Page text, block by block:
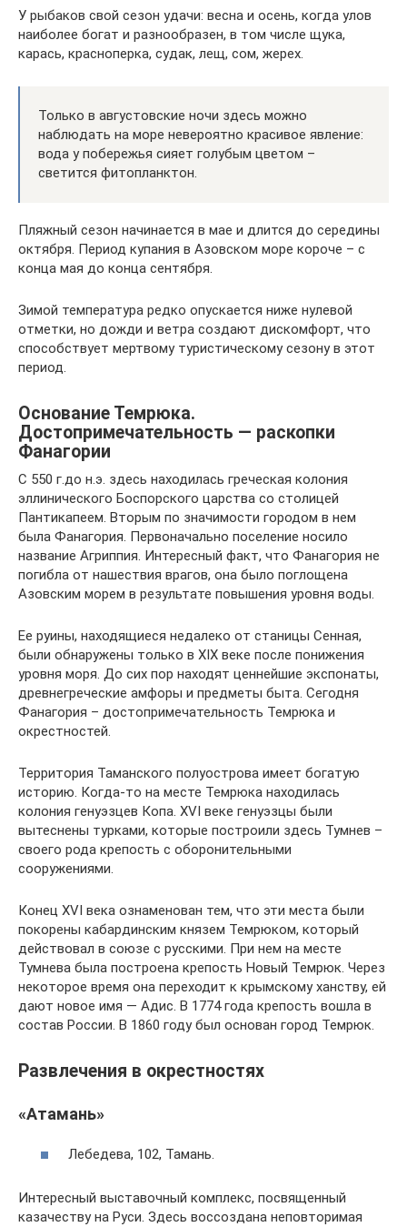
У рыбаков свой сезон удачи: весна и осень, когда улов
наиболее богат и разнообразен, в том числе щука,
карась, красноперка, судак, лещ, сом, жерех.
Только в августовские ночи здесь можно
наблюдать на море невероятно красивое явление:
вода у побережья сияет голубым цветом –
светится фитопланктон.
Пляжный сезон начинается в мае и длится до середины
октября. Период купания в Азовском море короче – с
конца мая до конца сентября.
Зимой температура редко опускается ниже нулевой
отметки, но дожди и ветра создают дискомфорт, что
способствует мертвому туристическому сезону в этот
период.
Основание Темрюка.
Достопримечательность — раскопки
Фанагории
С 550 г.до н.э. здесь находилась греческая колония
эллинического Боспорского царства со столицей
Пантикапеем. Вторым по значимости городом в нем
была Фанагория. Первоначально поселение носило
название Агриппия. Интересный факт, что Фанагория не
погибла от нашествия врагов, она было поглощена
Азовским морем в результате повышения уровня воды.
Ее руины, находящиеся недалеко от станицы Сенная,
были обнаружены только в XIX веке после понижения
уровня моря. До сих пор находят ценнейшие экспонаты,
древнегреческие амфоры и предметы быта. Сегодня
Фанагория – достопримечательность Темрюка и
окрестностей.
Территория Таманского полуострова имеет богатую
историю. Когда-то на месте Темрюка находилась
колония генуэзцев Копа. XVI веке генуэзцы были
вытеснены турками, которые построили здесь Тумнев –
своего рода крепость с оборонительными
сооружениями.
Конец XVI века ознаменован тем, что эти места были
покорены кабардинским князем Темрюком, который
действовал в союзе с русскими. При нем на месте
Тумнева была построена крепость Новый Темрюк. Через
некоторое время она переходит к крымскому ханству, ей
дают новое имя — Адис. В 1774 года крепость вошла в
состав России. В 1860 году был основан город Темрюк.
Развлечения в окрестностях
«Атамань»
Лебедева, 102, Тамань.
Интересный выставочный комплекс, посвященный
казачеству на Руси. Здесь воссоздана неповторимая